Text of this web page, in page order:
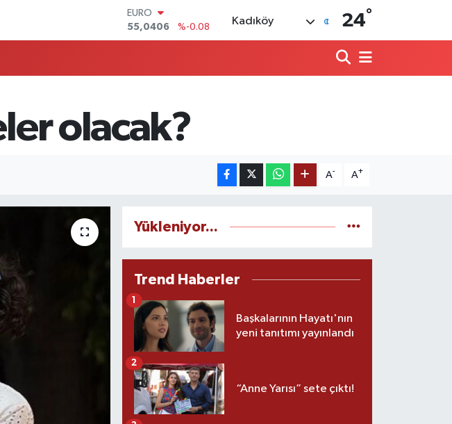
STERLİN
64,2143
%0
GRAM ALTIN
64.643,95
%0.16
DOLAR
47,6704
%0
Kadıköy 24°
olacak?
A- A+
Yükleniyor...
Trend Haberler
Başkalarının Hayatı'nın
yeni tanıtımı yayınlandı
1
“Anne Yarısı” sete çıktı!
2